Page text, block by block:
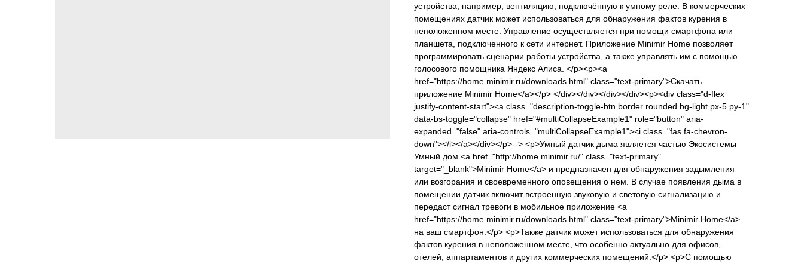
устройства, например, вентиляцию, подключённую к умному реле. В коммерческих
помещениях датчик может использоваться для обнаружения фактов курения в
неположенном месте. Управление осуществляется при помощи смартфона или
планшета, подключенного к сети интернет. Приложение Minimir Home позволяет
программировать сценарии работы устройства, а также управлять им с помощью
голосового помощника Яндекс Алиса. </p><p><a
href="https://home.minimir.ru/downloads.html" class="text-primary">Скачать
приложение Minimir Home</a></p> </div></div></div></div><p><div class="d-flex
justify-content-start"><a class="description-toggle-btn border rounded bg-light px-5 py-1"
data-bs-toggle="collapse" href="#multiCollapseExample1" role="button" aria-
expanded="false" aria-controls="multiCollapseExample1"><i class="fas fa-chevron-
down"></i></a></div></p>--> <p>Умный датчик дыма является частью Экосистемы
Умный дом <a href="http://home.minimir.ru/" class="text-primary"
target="_blank">Minimir Home</a> и предназначен для обнаружения задымления
или возгорания и своевременного оповещения о нем. В случае появления дыма в
помещении датчик включит встроенную звуковую и световую сигнализацию и
передаст сигнал тревоги в мобильное приложение <a
href="https://home.minimir.ru/downloads.html" class="text-primary">Minimir Home</a>
на ваш смартфон.</p> <p>Также датчик может использоваться для обнаружения
фактов курения в неположенном месте, что особенно актуально для офисов,
отелей, аппартаментов и других коммерческих помещений.</p> <p>С помощью